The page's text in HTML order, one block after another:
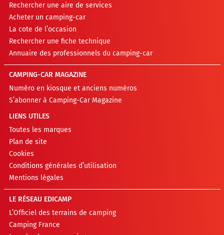
Rechercher une aire de services
Acheter un camping-car
La cote de l’occasion
Rechercher une fiche technique
Annuaire des professionnels du camping-car
CAMPING-CAR MAGAZINE
Numéro en kiosque et anciens numéros
S’abonner à Camping-Car Magazine
LIENS UTILES
Toutes les marques
Plan de site
Cookies
Conditions générales d’utilisation
Mentions légales
LE RÉSEAU EDICAMP
L’Officiel des terrains de camping
Camping France